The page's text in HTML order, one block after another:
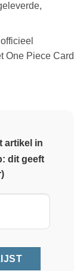
One Piece Card
artikel in
dit geeft